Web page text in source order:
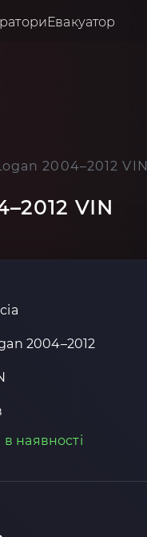
Евакуатор
2004–2012 VIN
VIN
2004–2012
в наявності